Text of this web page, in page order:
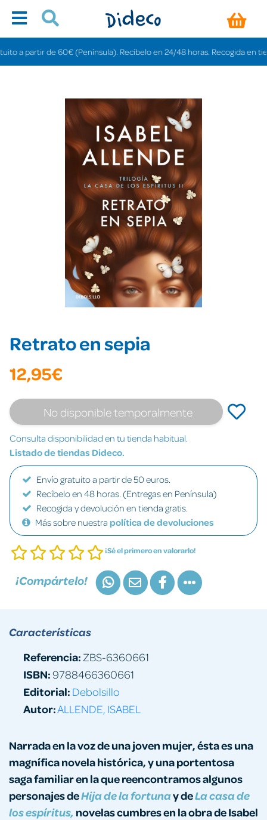
partir de 60€ (Península). Recíbelo en 24/48 horas. Recogida en
Retrato en sepia
12,95€
No disponible temporalmente
Consulta disponibilidad en tu tienda habitual.
Listado de tiendas Dideco.
Envío gratuito a partir de 50 euros.
Recíbelo en 48 horas. (Entregas en Península)
Recogida y devolución en tienda gratis.
Más sobre nuestra política de devoluciones
¡Sé el primero en valorarlo!
¡Compártelo!
Narrada en la voz de una joven mujer, ésta es una
magnífica novela histórica, y una portentosa
saga familiar en la que reencontramos algunos
personajes deHija de la fortunay deLa casa de
los espíritus, novelas cumbres en la obra de Isabel
Características
Referencia: ZBS-6360661
ISBN:9788466360661
Editorial: Debolsillo
Autor:ALLENDE, ISABEL